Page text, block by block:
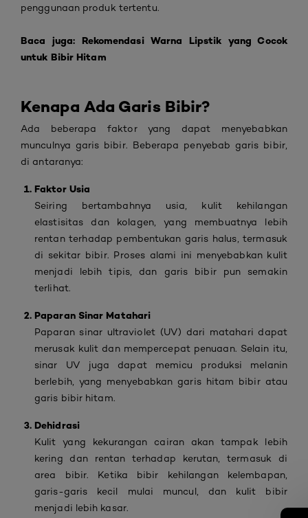
penggunaan produk tertentu.
Baca juga: Rekomendasi Warna Lipstik yang Cocok
untuk Bibir Hitam
Kenapa Ada Garis Bibir?
Ada beberapa faktor yang dapat menyebabkan
munculnya garis bibir. Beberapa penyebab garis bibir,
di antaranya:
Faktor Usia
Seiring bertambahnya usia, kulit kehilangan
elastisitas dan kolagen, yang membuatnya lebih
rentan terhadap pembentukan garis halus, termasuk
di sekitar bibir. Proses alami ini menyebabkan kulit
menjadi lebih tipis, dan garis bibir pun semakin
terlihat.
Paparan Sinar Matahari
Paparan sinar ultraviolet (UV) dari matahari dapat
merusak kulit dan mempercepat penuaan. Selain itu,
sinar UV juga dapat memicu produksi melanin
berlebih, yang menyebabkan garis hitam bibir atau
garis bibir hitam.
Dehidrasi
Kulit yang kekurangan cairan akan tampak lebih
kering dan rentan terhadap kerutan, termasuk di
area bibir. Ketika bibir kehilangan kelembapan,
garis-garis kecil mulai muncul, dan kulit bibir
menjadi lebih kasar.